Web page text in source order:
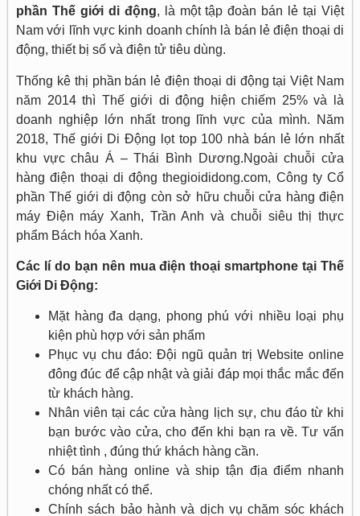
phần Thế giới di động, là một tập đoàn bán lẻ tại Việt
Nam với lĩnh vực kinh doanh chính là bán lẻ điện thoại di
động, thiết bị số và điện tử tiêu dùng.
Thống kê thị phần bán lẻ điện thoại di động tại Việt Nam
năm 2014 thì Thế giới di động hiện chiếm 25% và là
doanh nghiệp lớn nhất trong lĩnh vực của mình. Năm
2018, Thế giới Di Động lọt top 100 nhà bán lẻ lớn nhất
khu vực châu Á – Thái Bình Dương.Ngoài chuỗi cửa
hàng điện thoại di động thegioididong.com, Công ty Cổ
phần Thế giới di động còn sở hữu chuỗi cửa hàng điện
máy Điện máy Xanh, Trần Anh và chuỗi siêu thị thực
phẩm Bách hóa Xanh.
Các lí do bạn nên mua điện thoại smartphone tại Thế
Giới Di Động:
Mặt hàng đa dạng, phong phú với nhiều loại phụ
kiện phù hợp với sản phẩm
Phục vụ chu đáo: Đội ngũ quản trị Website online
đông đúc để cập nhật và giải đáp mọi thắc mắc đến
từ khách hàng.
Nhân viên tại các cửa hàng lịch sự, chu đáo từ khi
bạn bước vào cửa, cho đến khi bạn ra về. Tư vấn
nhiệt tình , đúng thứ khách hàng cần.
Có bán hàng online và ship tận địa điểm nhanh
chóng nhất có thể.
Chính sách bảo hành và dịch vụ chăm sóc khách